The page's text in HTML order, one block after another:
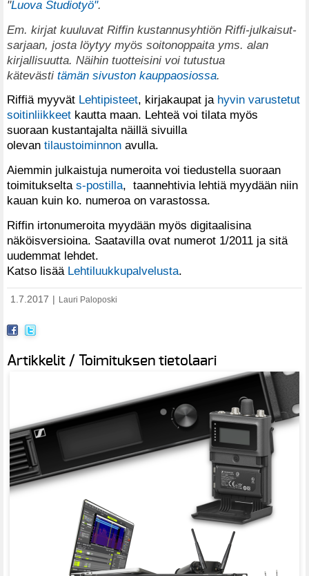
"Luova Studiotyö".
Em. kirjat kuuluvat Riffin kustannusyhtiön Riffi-julkaisut-
sarjaan, josta löytyy myös soitonoppaita yms. alan
kirjallisuutta. Näihin tuotteisini voi tutustua
kätevästi tämän sivuston kauppaosiossa.
Riffiä myyvät Lehtipisteet, kirjakaupat ja hyvin varustetut
soitinliikkeet kautta maan. Lehteä voi tilata myös
suoraan kustantajalta näillä sivuilla
olevan tilaustoiminnon avulla.
Aiemmin julkaistuja numeroita voi tiedustella suoraan
toimitukselta s-postilla, taannehtivia lehtiä myydään niin
kauan kuin ko. numeroa on varastossa.
Riffin irtonumeroita myydään myös digitaalisina
näköisversioina. Saatavilla ovat numerot 1/2011 ja sitä
uudemmat lehdet.
Katso lisää Lehtiluukkupalvelusta.
1.7.2017 Lauri Paloposki
Artikkelit / Toimituksen tietolaari